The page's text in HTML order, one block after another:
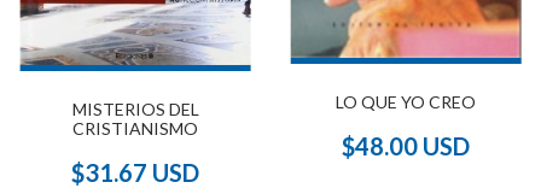
MISTERIOS DEL
CRISTIANISMO
$31.67 USD
LO QUE YO CREO
$48.00 USD